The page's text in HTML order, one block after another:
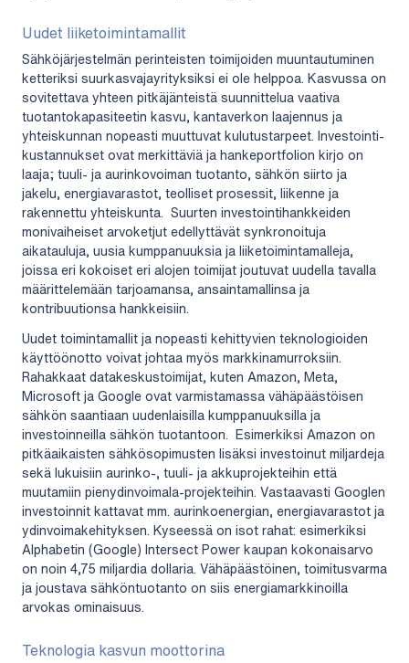
Uudet liiketoimintamallit
Sähköjärjestelmän perinteisten toimijoiden muuntautuminen
ketteriksi suurkasvajayrityksiksi ei ole helppoa. Kasvussa on
sovitettava yhteen pitkäjänteistä suunnittelua vaativa
tuotantokapasiteetin kasvu, kantaverkon laajennus ja
yhteiskunnan nopeasti muuttuvat kulutustarpeet. Investointi-
kustannukset ovat merkittäviä ja hankeportfolion kirjo on
laaja; tuuli- ja aurinkovoiman tuotanto, sähkön siirto ja
jakelu, energiavarastot, teolliset prosessit, liikenne ja
rakennettu yhteiskunta. Suurten investointihankkeiden
monivaiheiset arvoketjut edellyttävät synkronoituja
aikatauluja, uusia kumppanuuksia ja liiketoimintamalleja,
joissa eri kokoiset eri alojen toimijat joutuvat uudella tavalla
määrittelemään tarjoamansa, ansaintamallinsa ja
kontribuutionsa hankkeisiin.
Uudet toimintamallit ja nopeasti kehittyvien teknologioiden
käyttöönotto voivat johtaa myös markkinamurroksiin.
Rahakkaat datakeskustoimijat, kuten Amazon, Meta,
Microsoft ja Google ovat varmistamassa vähäpäästöisen
sähkön saantiaan uudenlaisilla kumppanuuksilla ja
investoinneilla sähkön tuotantoon. Esimerkiksi Amazon on
pitkäaikaisten sähkösopimusten lisäksi investoinut miljardeja
sekä lukuisiin aurinko-, tuuli- ja akkuprojekteihin että
muutamiin pienydinvoimala-projekteihin. Vastaavasti Googlen
investoinnit kattavat mm. aurinkoenergian, energiavarastot ja
ydinvoimakehityksen. Kyseessä on isot rahat: esimerkiksi
Alphabetin (Google) Intersect Power kaupan kokonaisarvo
on noin 4,75 miljardia dollaria. Vähäpäästöinen, toimitusvarma
ja joustava sähköntuotanto on siis energiamarkkinoilla
arvokas ominaisuus.
Teknologia kasvun moottorina